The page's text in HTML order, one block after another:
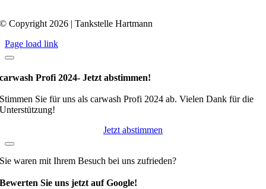
© Copyright 2026 | Tankstelle Hartmann
Page load link
carwash Profi 2024- Jetzt abstimmen!
Stimmen Sie für uns als carwash Profi 2024 ab. Vielen Dank für die
Unterstützung!
Jetzt abstimmen
Sie waren mit Ihrem Besuch bei uns zufrieden?
Bewerten Sie uns jetzt auf Google!